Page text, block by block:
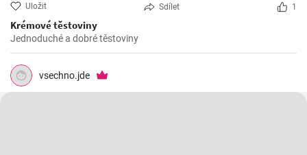
Uložit Sdílet 1
Krémové těstoviny
Jednoduché a dobré těstoviny
vsechno.jde